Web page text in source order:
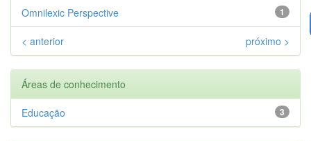
1
Omnilexic Perspective
< anterior próximo >
Áreas de conhecimento
3
Educação